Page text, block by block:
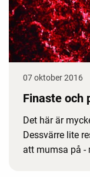
07 oktober 2016
Finaste och
Det här är
Dessvärre lite
att mumsa på -